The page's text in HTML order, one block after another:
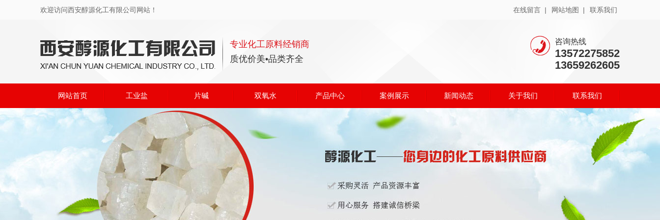
欢迎访问西安醇源化工有限公司网站！ 在线留言 | 网站地图 | 联系我们
专业化工原料经销商
质优价美•品类齐全
咨询热线
13572275852
13659262605
网站首页 工业盐 片碱 双氧水 产品中心 案例展示 新闻动态 关于我们 联系我们